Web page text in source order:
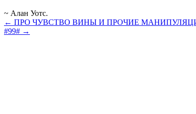
~ Алан Уотс.
← ПРО ЧУВСТВО ВИНЫ И ПРОЧИЕ
#99# →